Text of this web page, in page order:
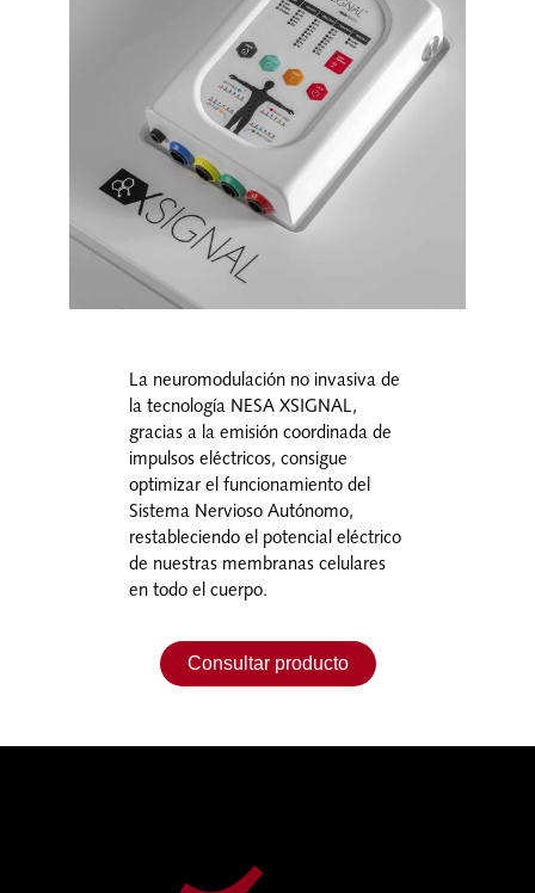
La neuromodulación no invasiva de
la tecnología NESA XSIGNAL,
gracias a la emisión coordinada de
impulsos eléctricos, consigue
optimizar el funcionamiento del
Sistema Nervioso Autónomo,
restableciendo el potencial eléctrico
de nuestras membranas celulares
en todo el cuerpo.
Consultar producto